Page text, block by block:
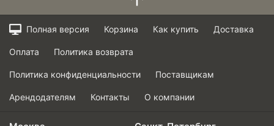
Полная версия Корзина Как купить Доставка
Оплата Политика возврата
Политика конфиденциальности Поставщикам
Арендодателям Контакты О компании